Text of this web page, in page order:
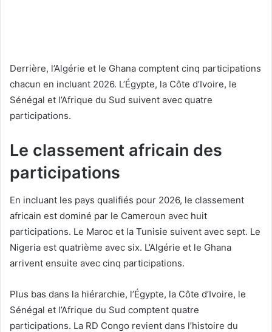
Derrière, l’Algérie et le Ghana comptent cinq participations
chacun en incluant 2026. L’Égypte, la Côte d’Ivoire, le
Sénégal et l’Afrique du Sud suivent avec quatre
participations.
Le classement africain des
participations
En incluant les pays qualifiés pour 2026, le classement
africain est dominé par le Cameroun avec huit
participations. Le Maroc et la Tunisie suivent avec sept. Le
Nigeria est quatrième avec six. L’Algérie et le Ghana
arrivent ensuite avec cinq participations.
Plus bas dans la hiérarchie, l’Égypte, la Côte d’Ivoire, le
Sénégal et l’Afrique du Sud comptent quatre
participations. La RD Congo revient dans l’histoire du